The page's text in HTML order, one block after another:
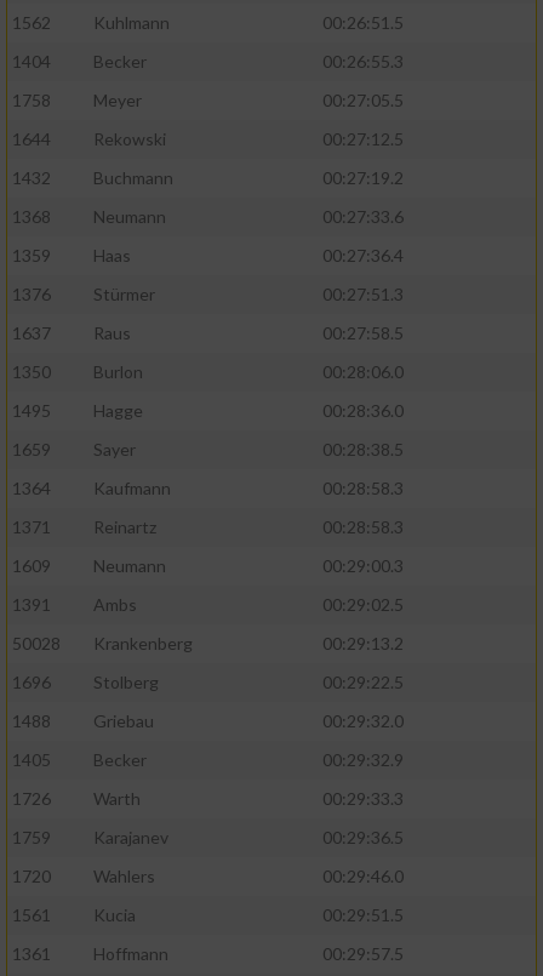
1562
Kuhlmann
00:26:51.5
1404
Becker
00:26:55.3
1758
Meyer
00:27:05.5
1644
Rekowski
00:27:12.5
1432
Buchmann
00:27:19.2
1368
Neumann
00:27:33.6
1359
Haas
00:27:36.4
1376
Stürmer
00:27:51.3
1637
Raus
00:27:58.5
1350
Burlon
00:28:06.0
1495
Hagge
00:28:36.0
1659
Sayer
00:28:38.5
1364
Kaufmann
00:28:58.3
1371
Reinartz
00:28:58.3
1609
Neumann
00:29:00.3
1391
Ambs
00:29:02.5
50028
Krankenberg
00:29:13.2
1696
Stolberg
00:29:22.5
1488
Griebau
00:29:32.0
1405
Becker
00:29:32.9
1726
Warth
00:29:33.3
1759
Karajanev
00:29:36.5
1720
Wahlers
00:29:46.0
1561
Kucia
00:29:51.5
1361
Hoffmann
00:29:57.5